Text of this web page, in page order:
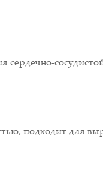
подходит для